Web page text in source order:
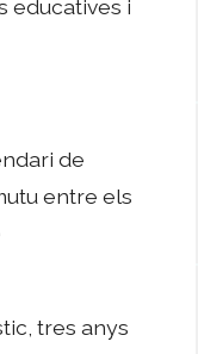
educatives i
de
entre els
tres anys